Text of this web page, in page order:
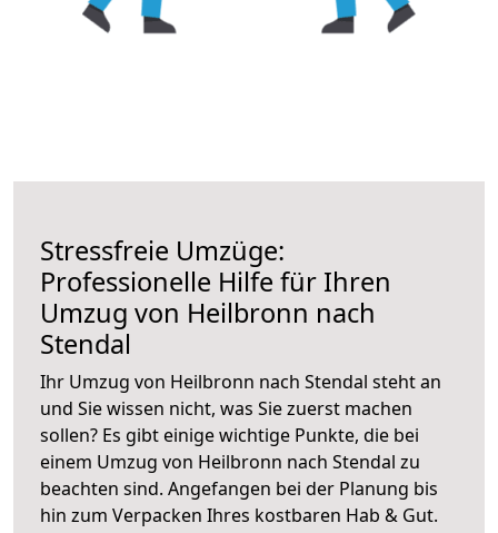
Stressfreie Umzüge:
Professionelle Hilfe für Ihren
Umzug von Heilbronn nach
Stendal
Ihr Umzug von Heilbronn nach Stendal steht an
und Sie wissen nicht, was Sie zuerst machen
sollen? Es gibt einige wichtige Punkte, die bei
einem Umzug von Heilbronn nach Stendal zu
beachten sind. Angefangen bei der Planung bis
hin zum Verpacken Ihres kostbaren Hab & Gut.